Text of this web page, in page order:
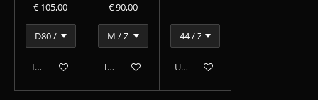
€ 105,00
In winkelwagen
€ 90,00
In winkelwagen Uitverkocht